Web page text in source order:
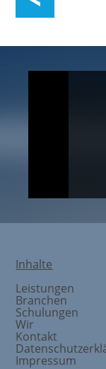
Inhalte
Leistungen
Branchen
Schulungen
Wir
Kontakt
Impressum